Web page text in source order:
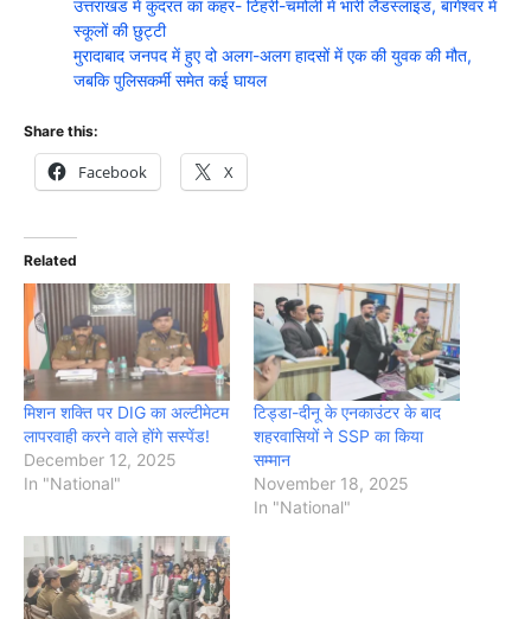
उत्तराखंड में कुदरत का कहर- टिहरी-चमोली में भारी लैंडस्लाइड, बागेश्वर में
स्कूलों की छुट्टी
मुरादाबाद जनपद में हुए दो अलग-अलग हादसों में एक की युवक की मौत,
जबकि पुलिसकर्मी समेत कई घायल
Share this:
Facebook X
Related
मिशन शक्ति पर DIG का अल्टीमेटम
लापरवाही करने वाले होंगे सस्पेंड!
December 12, 2025
In "National"
टिड्डा-दीनू के एनकाउंटर के बाद
शहरवासियों ने SSP का किया
सम्मान
November 18, 2025
In "National"